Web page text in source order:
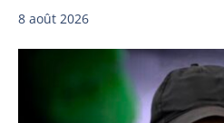
8 août 2026